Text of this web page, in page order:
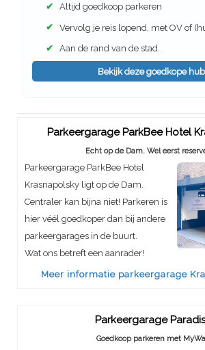
✔ Altijd goedkoop parkeren
✔ Vervolg je reis lopend, met OV of
✔ Aan de rand van de stad.
Bekijk deze goedkope
Parkeergarage ParkBee Hotel
Echt op de Dam. Wel eerst
Parkeergarage ParkBee Hotel
Krasnapolsky ligt op de Dam.
Centraler kan bijna niet! Parkeren is
hier véél goedkoper dan bij andere
parkeergarages in de buurt.
Wat ons betreft een aanrader!
Meer informatie parkeergarage
Parkeergarage
Goedkoop parkeren met